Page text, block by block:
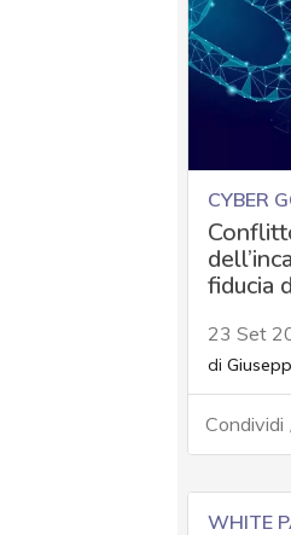
CYBER
fiducia
23 Set
di
Condividi
WHITE